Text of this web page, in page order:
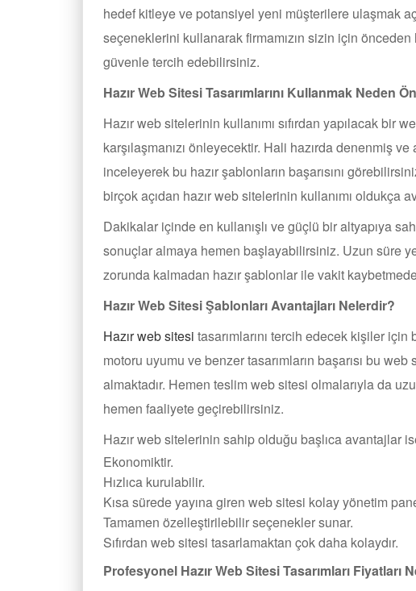
hedef kitleye ve potansiyel yeni müşterilere ulaşmak
seçeneklerini kullanarak firmamızın sizin için önceden
güvenle tercih edebilirsiniz.
Hazır Web Sitesi Tasarımlarını Kullanmak Neden
Hazır web sitelerinin kullanımı sıfırdan yapılacak bir
karşılaşmanızı önleyecektir. Hali hazırda denenmiş
inceleyerek bu hazır şablonların başarısını
birçok açıdan hazır web sitelerinin kullanımı oldukça
Dakikalar içinde en kullanışlı ve güçlü bir altyapıya
sonuçlar almaya hemen başlayabilirsiniz. Uzun süre
zorunda kalmadan hazır şablonlar ile vakit
Hazır Web Sitesi Şablonları Avantajları Nelerdir?
Hazır web sitesi tasarımlarını tercih edecek kişiler
motoru uyumu ve benzer tasarımların başarısı bu
almaktadır. Hemen teslim web sitesi olmalarıyla da
hemen faaliyete geçirebilirsiniz.
Hazır web sitelerinin sahip olduğu başlıca avantajlar
Ekonomiktir.
Hızlıca kurulabilir.
Kısa sürede yayına giren web sitesi kolay yönetim
Tamamen özelleştirilebilir seçenekler sunar.
Sıfırdan web sitesi tasarlamaktan çok daha kolaydır.
Profesyonel Hazır Web Sitesi Tasarımları Fiyatları